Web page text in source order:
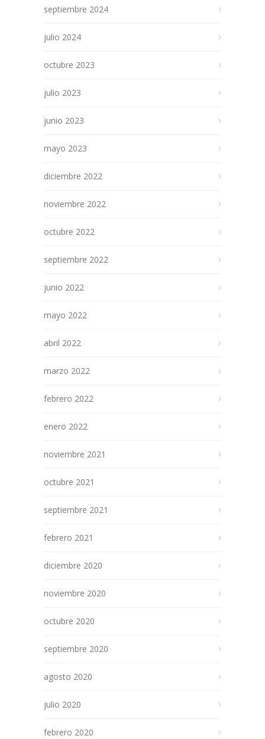
septiembre 2024
julio 2024
octubre 2023
julio 2023
junio 2023
mayo 2023
diciembre 2022
noviembre 2022
octubre 2022
septiembre 2022
junio 2022
mayo 2022
abril 2022
marzo 2022
febrero 2022
enero 2022
noviembre 2021
octubre 2021
septiembre 2021
febrero 2021
diciembre 2020
noviembre 2020
octubre 2020
septiembre 2020
agosto 2020
julio 2020
febrero 2020